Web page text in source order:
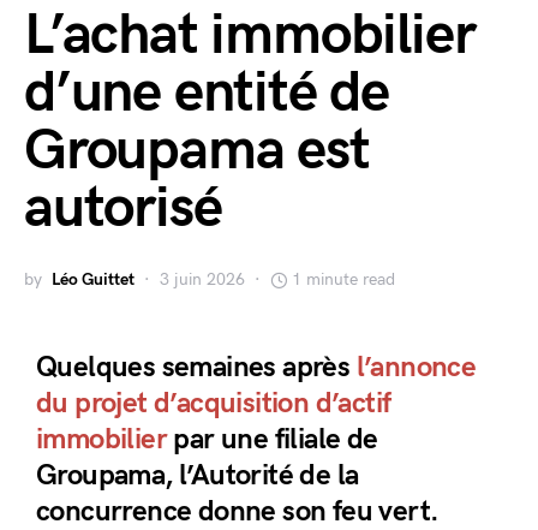
L’achat immobilier
d’une entité de
Groupama est
autorisé
by Léo Guittet 3 juin 2026 1 minute read
Quelques semaines après l’annonce
du projet d’acquisition d’actif
immobilierpar une filiale de
Groupama, l’Autorité de la
concurrence donne son feu vert.